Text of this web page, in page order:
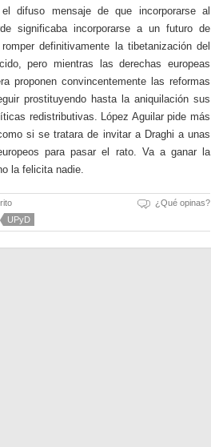
difuso mensaje de que incorporarse al
significaba incorporarse a un futuro de
definitivamente la tibetanización del
pero mientras las derechas europeas
proponen convincentemente las reformas
prostituyendo hasta la aniquilación sus
redistributivas. López Aguilar pide más
si se tratara de invitar a Draghi a unas
para pasar el rato. Va a ganar la
la felicita nadie.
¿Qué opinas?
UPyD